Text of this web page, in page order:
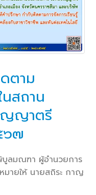
ตาม
สถาน
ญญาตรี
๖๗
ลมณฑา ผู้อำนวยการ
มายให้ นายสถิระ กาญ